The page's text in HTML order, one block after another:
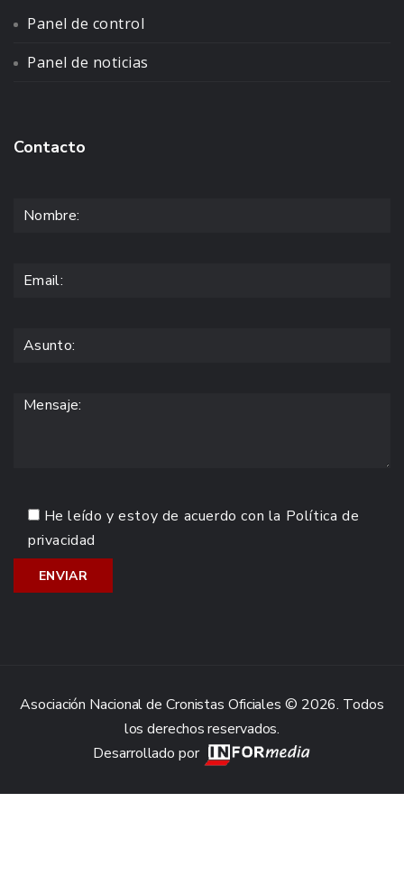
Panel de control
Panel de noticias
Contacto
He leído y estoy de acuerdo con la Política de
privacidad
Asociación Nacional de Cronistas Oficiales © 2026. Todos
los derechos reservados.
Desarrollado por